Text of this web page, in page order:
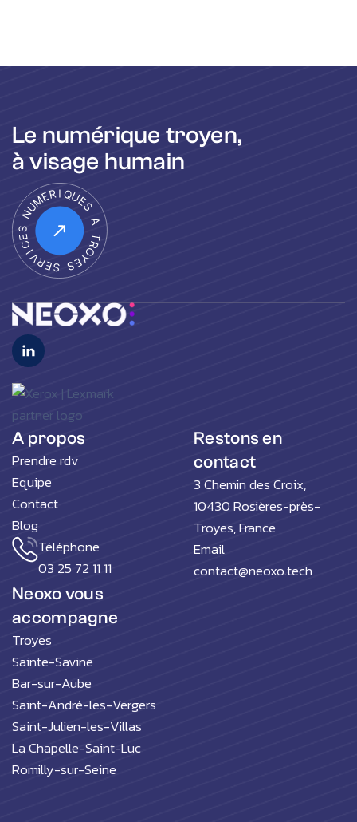
Le numérique troyen,
à visage humain
A propos
Prendre rdv
Equipe
Contact
Blog
Téléphone
03 25 72 11 11
Restons en
contact
3 Chemin des Croix,
10430 Rosières-près-
Troyes, France
Email
contact@neoxo.tech
Neoxo vous
accompagne
Troyes
Sainte-Savine
Bar-sur-Aube
Saint-André-les-Vergers
Saint-Julien-les-Villas
La Chapelle-Saint-Luc
Romilly-sur-Seine